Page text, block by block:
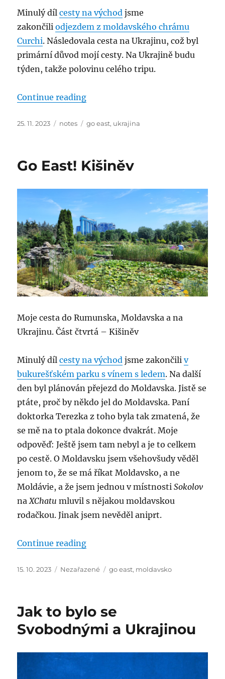
Minulý dílcesty na východ jsme
zakončiliodjezdem z moldavského chrámu
Curchi. Následovala cesta na Ukrajinu, což byl
primární důvod mojí cesty. Na Ukrajině budu
týden, takže polovinu celého tripu.
Continue reading“Go East! Ukrajina: Ivano-
Posted
25. 11. 2023 Categories
notes Tags
go east, ukrajina
Go East! Kišiněv
Moje cesta do Rumunska, Moldavska a na
Ukrajinu. Část čtvrtá – Kišiněv
Minulý dílcesty na východ jsme zakončiliv
bukurešťském parku s vínem s ledem. Na další
den byl plánován přejezd do Moldavska. Jistě se
ptáte, proč by někdo jel do Moldavska. Paní
doktorka Terezka z toho byla tak zmatená, že
se mě na to ptala dokonce dvakrát. Moje
odpověď: Ještě jsem tam nebyl a je to celkem
po cestě. O Moldavsku jsem všehovšudy věděl
jenom to, že se má říkat Moldavsko, a ne
Moldávie, a že jsem jednou v místnostiSokolov
na XChatu mluvil s nějakou moldavskou
rodačkou. Jinak jsem nevěděl aniprt.
Continue reading“Go East! Kišiněv”
Posted
15. 10. 2023 Categories
Nezařazené Tags
go east, moldavsko
Jak to bylo se
Svobodnými a Ukrajinou